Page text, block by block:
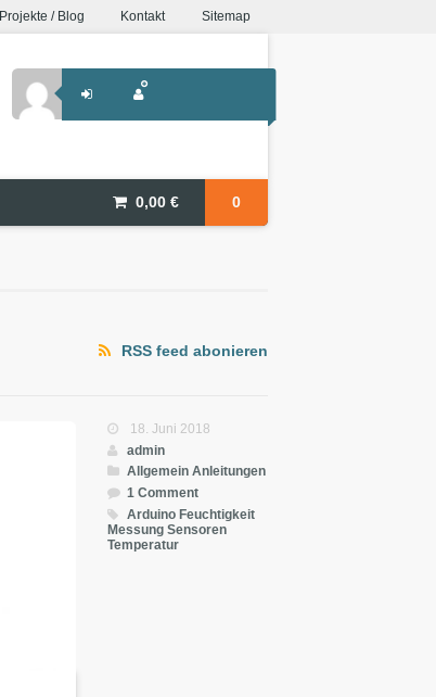
Projekte / Blog Kontakt Sitemap
0,00 € 0
RSS feed abonieren
18. Juni 2018
admin
Allgemein Anleitungen
1 Comment
Arduino Feuchtigkeit
Messung Sensoren
Temperatur